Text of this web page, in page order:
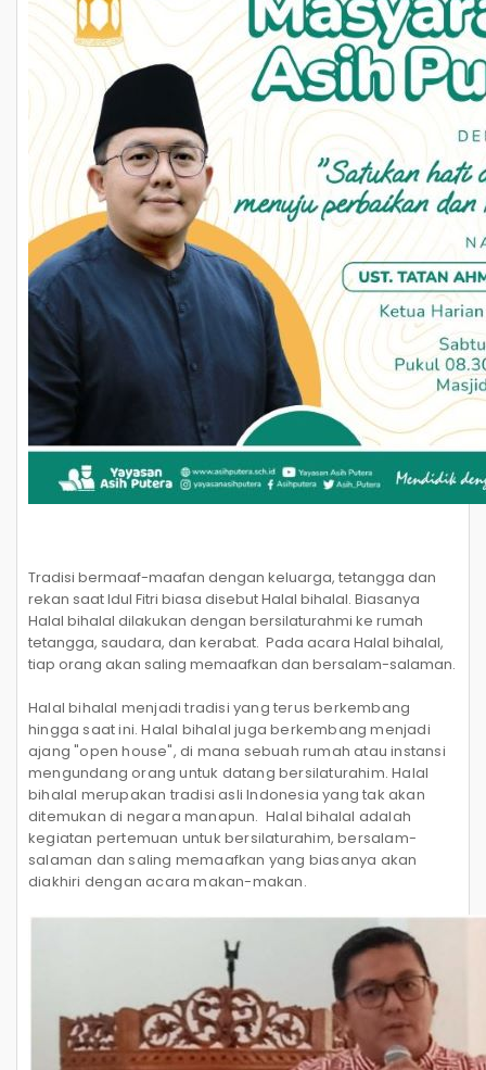
Tradisi bermaaf-maafan dengan keluarga, tetangga dan
rekan saat Idul Fitri biasa disebut Halal bihalal. Biasanya
Halal bihalal dilakukan dengan bersilaturahmi ke rumah
tetangga, saudara, dan kerabat. Pada acara Halal bihalal,
tiap orang akan saling memaafkan dan bersalam-salaman.
Halal bihalal menjadi tradisi yang terus berkembang
hingga saat ini. Halal bihalal juga berkembang menjadi
ajang "open house", di mana sebuah rumah atau instansi
mengundang orang untuk datang bersilaturahim. Halal
bihalal merupakan tradisi asli Indonesia yang tak akan
ditemukan di negara manapun. Halal bihalal adalah
kegiatan pertemuan untuk bersilaturahim, bersalam-
salaman dan saling memaafkan yang biasanya akan
diakhiri dengan acara makan-makan.